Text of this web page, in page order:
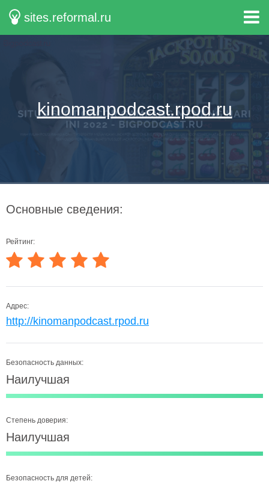
sites.reformal.ru
kinomanpodcast.rpod.ru
Основные сведения:
Рейтинг:
Адрес:
http://kinomanpodcast.rpod.ru
Безопасность данных:
Наилучшая
Степень доверия:
Наилучшая
Безопасность для детей: